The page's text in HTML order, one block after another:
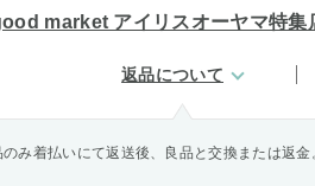
market アイリスオーヤマ特集
返品について
み着払いにて返送後、良品と交換または返金